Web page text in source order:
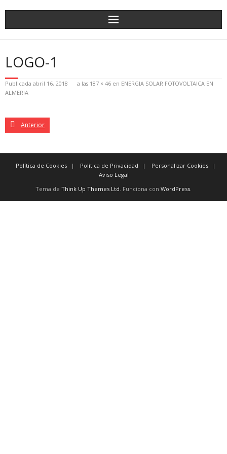
LOGO-1
Publicada abril 16, 2018 a las 187 × 46 en ENERGIA SOLAR FOTOVOLTAICA EN
ALMERIA
Anterior
Política de Cookies Política de Privacidad
Personalizar Cookies
Aviso Legal
Tema de Think Up Themes Ltd. Funciona con WordPress.